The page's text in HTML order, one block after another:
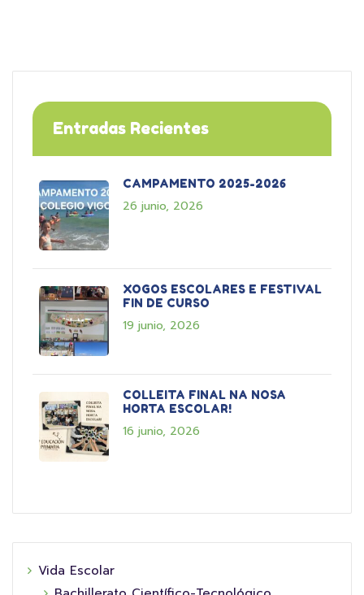
Entradas Recientes
CAMPAMENTO 2025-2026
26 junio, 2026
XOGOS ESCOLARES E FESTIVAL
FIN DE CURSO
19 junio, 2026
COLLEITA FINAL NA NOSA
HORTA ESCOLAR!
16 junio, 2026
Vida Escolar